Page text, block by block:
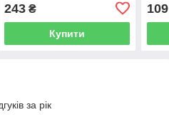
243₴
Купити
109
за рік